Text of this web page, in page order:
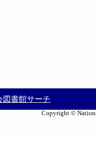
図書館サーチ
Copyright ©